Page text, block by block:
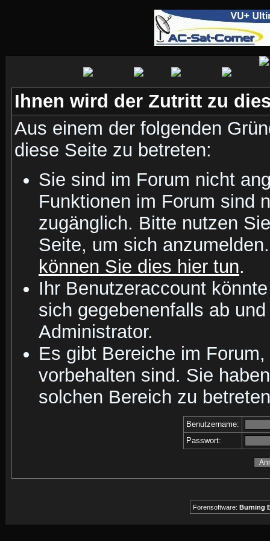
Ihnen wird der Zutritt zu
Aus einem der folgenden
diese Seite zu betreten:
Sie sind im Forum nicht
Funktionen im Forum sind
zugänglich. Bitte nutzen
Seite, um sich
können Sie dies hier tun.
Ihr Benutzeraccount
sich gegebenenfalls ab
Administrator.
Es gibt Bereiche im
vorbehalten sind. Sie
solchen Bereich zu
Benutzername:
Passwort:
Forensoftware: Burning